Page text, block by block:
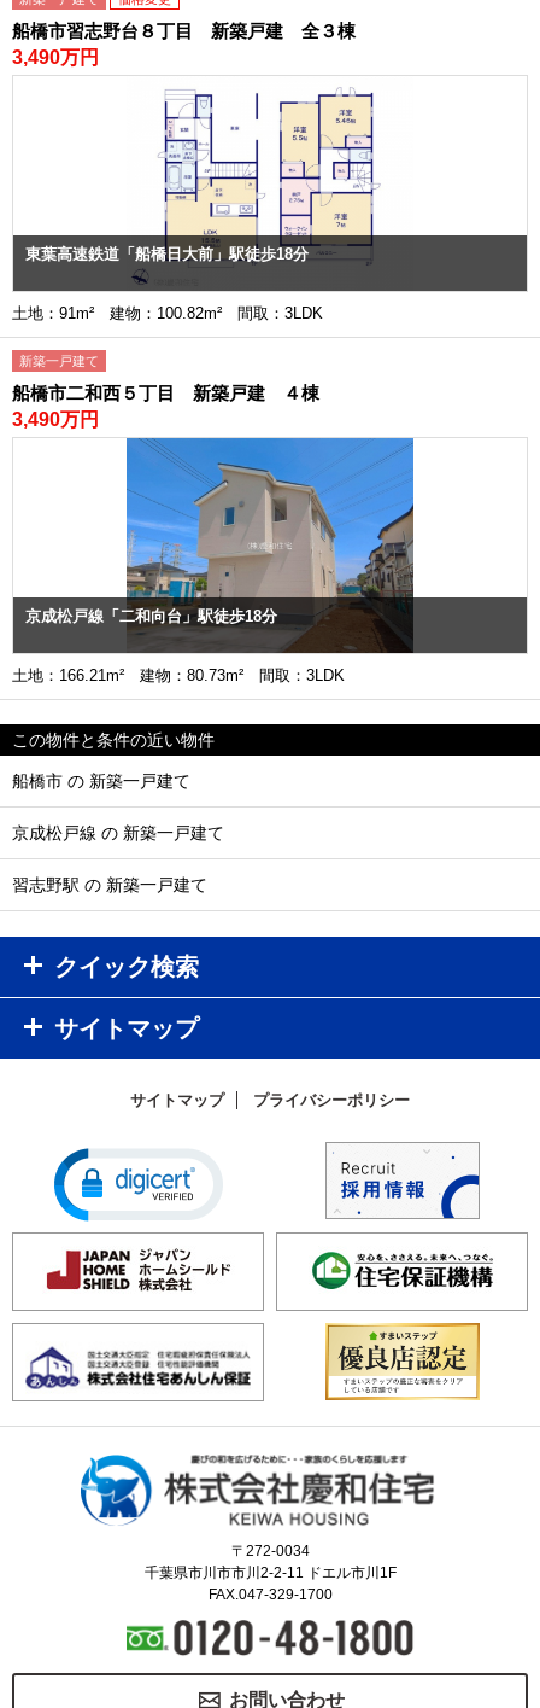
船橋市習志野台８丁目 新築戸建 全３棟
3,490万円
東葉高速鉄道「船橋日大前」駅徒歩18分
土地：91m² 建物：100.82m² 間取：3LDK
新築一戸建て
船橋市二和西５丁目 新築戸建 ４棟
3,490万円
京成松戸線「二和向台」駅徒歩18分
土地：166.21m² 建物：80.73m² 間取：3LDK
この物件と条件の近い物件
船橋市 の 新築一戸建て
京成松戸線 の 新築一戸建て
習志野駅 の 新築一戸建て
クイック検索
サイトマップ
サイトマップ プライバシーポリシー
〒272-0034
千葉県市川市市川2-2-11 ドエル市川1F
FAX.047-329-1700
お問い合わせ